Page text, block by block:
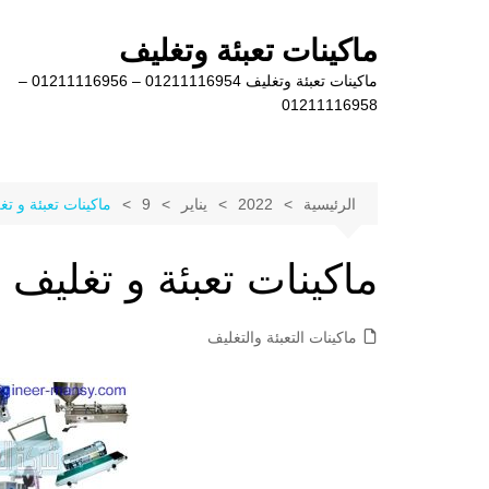
ماكينات تعبئة وتغليف
ماكينات تعبئة وتغليف 01211116954 – 01211116956 –
01211116958
الرئيسية 2022 يناير 9 ماكينات تعبئة و
ماكينات تعبئة و
ماكينات التعبئة والتغليف